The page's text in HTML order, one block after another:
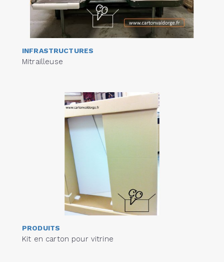
INFRASTRUCTURES
Mitrailleuse
PRODUITS
Kit en carton pour vitrine